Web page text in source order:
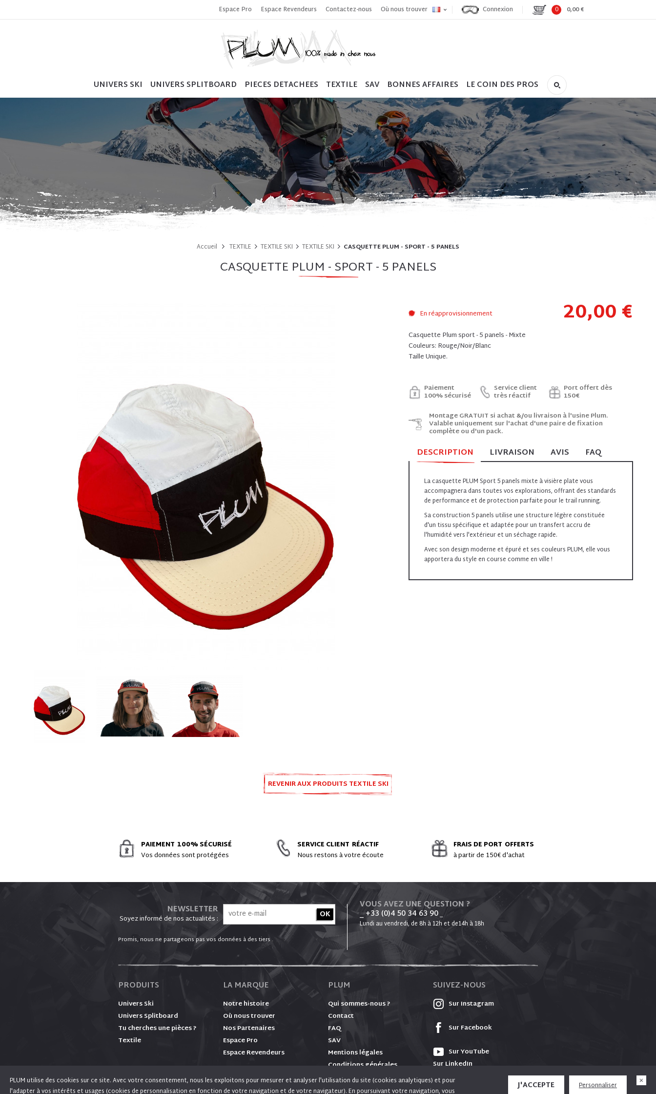
Espace Pro Espace Revendeurs Contactez-nous Où nous trouver Connexion 0 0,00 €
UNIVERS SKI UNIVERS SPLITBOARD PIECES DETACHEES TEXTILE SAV BONNES AFFAIRES LE COIN DES PROS
Accueil TEXTILE TEXTILE SKI TEXTILE SKI CASQUETTE PLUM - SPORT - 5 PANELS
CASQUETTE PLUM - SPORT - 5 PANELS
En réapprovisionnement 20,00 €
Casquette Plum sport - 5 panels - Mixte
Couleurs: Rouge/Noir/Blanc
Taille Unique.
Paiement
100% sécurisé
Service client
très réactif
Port offert dès
150€
Montage GRATUIT si achat &/ou livraison à l'usine Plum.
Valable uniquement sur l'achat d'une paire de fixation
complète ou d'un pack.
DESCRIPTION LIVRAISON AVIS FAQ
La casquette PLUM Sport 5 panels mixte à visière plate vous
accompagnera dans toutes vos explorations, offrant des standards
de performance et de protection parfaite pour le trail running.
Sa construction 5 panels utilise une structure légère constituée
d'un tissu spécifique et adaptée pour un transfert accru de
l'humidité vers l'extérieur et un séchage rapide.
Avec son design moderne et épuré et ses couleurs PLUM, elle vous
apportera du style en course comme en ville !
REVENIR AUX PRODUITS TEXTILE SKI
PAIEMENT 100% SÉCURISÉ
Vos données sont protégées
SERVICE CLIENT RÉACTIF
Nous restons à votre écoute
FRAIS DE PORT OFFERTS
à partir de 150€ d'achat
NEWSLETTER
Soyez informé de nos actualités :
Promis, nous ne partageons pas vos données à des tiers .
VOUS AVEZ UNE QUESTION ?
_ +33 (0)4 50 34 63 90_
Lundi au vendredi, de 8h à 12h et de14h à 18h
PRODUITS
Univers Ski
Univers Splitboard
Tu cherches une pièces ?
Textile
LA MARQUE
Notre histoire
Où nous trouver
Nos Partenaires
Espace Pro
Espace Revendeurs
PLUM
Qui sommes-nous ?
Contact
FAQ
SAV
Mentions légales
Conditions générales
SUIVEZ-NOUS
Sur Instagram
Sur Facebook
Sur YouTube
Sur LinkedIn
PLUM utilise des cookies sur ce site. Avec votre consentement, nous les exploitons pour mesurer et analyser l'utilisation du site (cookies analytiques) et pour
l'adapter à vos intérêts et usages (cookies de personnalisation en fonction de votre navigation et de votre navigateur). En poursuivant votre navigation, vous
J'ACCEPTE Personnaliser